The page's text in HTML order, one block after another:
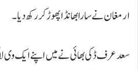
ارمغان نے سارا بھانڈا پھوڑ کر رکھ دیا ۔
سعد عرف ڈکی بھائی نے میں اپنے ایک وی